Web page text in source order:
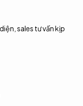
sales tư vấn kịp